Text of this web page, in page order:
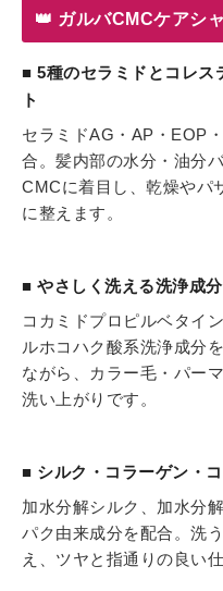
👑 ガルバCMCケアシ
■ 5種のセラミドとコレス
ト
セラミドAG・AP・EOP
合。髪内部の水分・油分
CMCに着目し、乾燥やパ
に整えます。
■ やさしく洗える洗浄成分
コカミドプロピルベタイ
ルホコハク酸系洗浄成分
ながら、カラー毛・パー
洗い上がりです。
■ シルク・コラーゲン・
加水分解シルク、加水分
パク由来成分を配合。洗
え、ツヤと指通りの良い